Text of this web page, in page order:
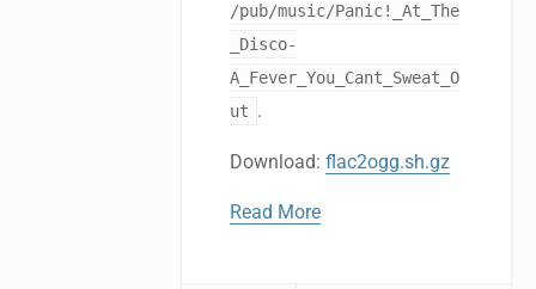
/pub/music/Panic!_At_The
_Disco-
A_Fever_You_Cant_Sweat_O
ut .
Download: flac2ogg.sh.gz
Read More